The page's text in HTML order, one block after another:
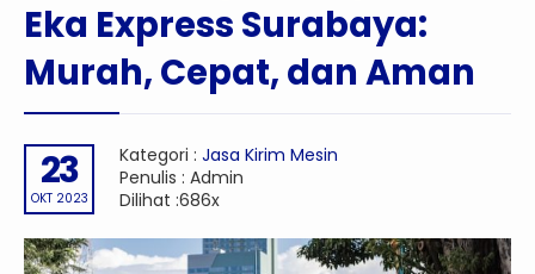
Eka Express Surabaya:
Murah, Cepat, dan Aman
23
OKT 2023
Kategori : Jasa Kirim Mesin
Penulis : Admin
Dilihat :686x